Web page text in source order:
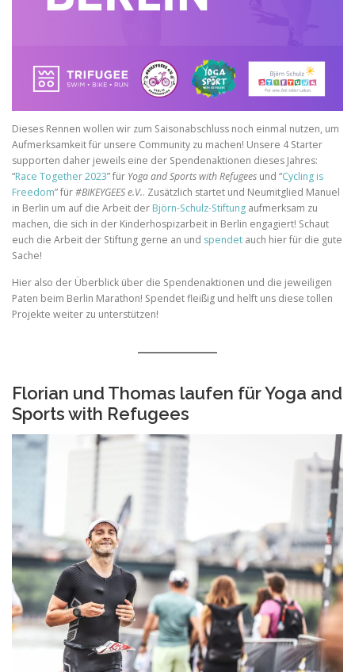
Dieses Rennen wollen wir zum Saisonabschluss noch einmal nutzen, um
Aufmerksamkeit für unsere Community zu machen! Unsere 4 Starter
supporten daher jeweils eine der Spendenaktionen dieses Jahres:
“Race Together 2023” für Yoga and Sports with Refugees und “Cycling is
Freedom” für#BIKEYGEESe.V.. Zusätzlich startet und Neumitglied Manuel
in Berlin um auf die Arbeit der Björn-Schulz-Stiftung aufmerksam zu
machen, die sich in der Kinderhospizarbeit in Berlin engagiert! Schaut
euch die Arbeit der Stiftung gerne an und spendet auch hier für die gute
Sache!
Hier also der Überblick über die Spendenaktionen und die jeweiligen
Paten beim Berlin Marathon! Spendet fleißig und helft uns diese tollen
Projekte weiter zu unterstützen!
Florian und Thomas laufen für Yoga and
Sports with Refugees